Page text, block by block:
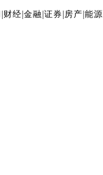
财经 金融 证券 房产 能源